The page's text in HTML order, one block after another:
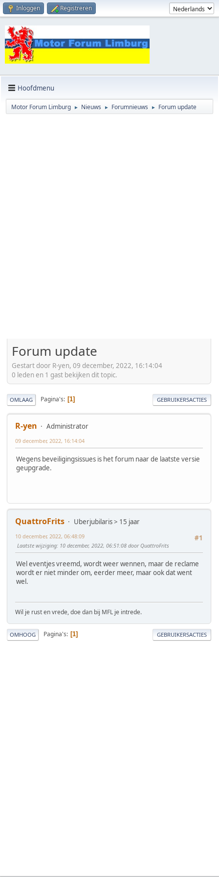
Inloggen Registreren
Hoofdmenu
Motor Forum Limburg ► Nieuws ► Forumnieuws ► Forum update
Forum update
Gestart door R-yen, 09 december, 2022, 16:14:04
0 leden en 1 gast bekijken dit topic.
OMLAAG Pagina's 1 GEBRUIKERSACTIES
R-yen Administrator
09 december, 2022, 16:14:04
Wegens beveiligingsissues is het forum naar de laatste versie
geupgrade.
QuattroFrits
Uberjubilaris > 15 jaar
#1
10 december, 2022, 06:48:09
Laatste wijziging: 10 december, 2022, 06:51:08 door QuattroFrits
Wel eventjes vreemd, wordt weer wennen, maar de reclame
wordt er niet minder om, eerder meer, maar ook dat went
wel.
Wil je rust en vrede, doe dan bij MFL je intrede.
OMHOOG Pagina's 1 GEBRUIKERSACTIES